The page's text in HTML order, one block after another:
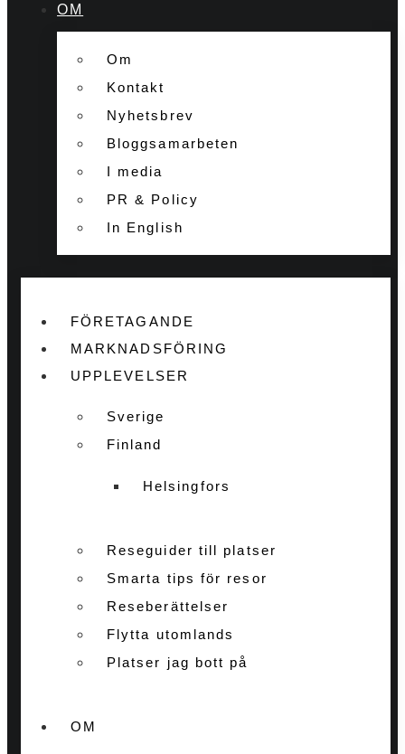
OM
Om
Kontakt
Nyhetsbrev
Bloggsamarbeten
I media
PR & Policy
In English
FÖRETAGANDE
MARKNADSFÖRING
UPPLEVELSER
Sverige
Finland
Helsingfors
Reseguider till platser
Smarta tips för resor
Reseberättelser
Flytta utomlands
Platser jag bott på
OM